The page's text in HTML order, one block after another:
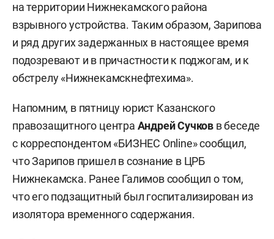
на территории Нижнекамского района
взрывного устройства. Таким образом, Зарипова
и ряд других задержанных в настоящее время
подозревают и в причастности к поджогам, и к
обстрелу «Нижнекамскнефтехима».
Напомним, в пятницу юрист Казанского
правозащитного центра Андрей Сучков в беседе
с корреспондентом «БИЗНЕС Online» сообщил,
что Зарипов пришел в сознание в ЦРБ
Нижнекамска. Ранее Галимов сообщил о том,
что его подзащитный был госпитализирован из
изолятора временного содержания.